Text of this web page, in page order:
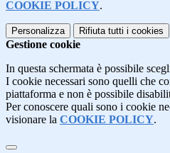
COOKIE POLICY.
Personalizza Rifiuta tutti i cookies
Gestione cookie
In questa schermata è possibile
I cookie necessari sono quelli che
piattaforma e non è possibile
Per conoscere quali sono i cookie
visionare la COOKIE POLICY.